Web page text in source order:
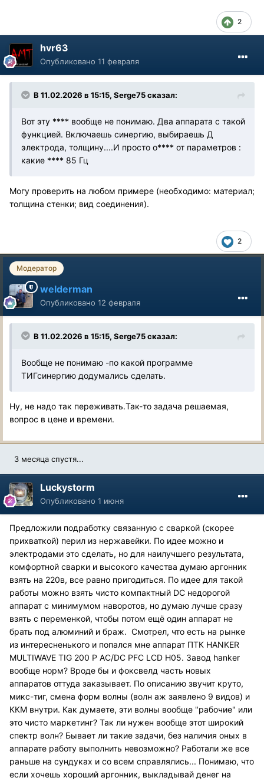
2
hvr63
Опубликовано 11 февраля
В 11.02.2026 в 15:15, Serge75сказал:
Вот эту **** вообще не понимаю. Два аппарата с такой
функцией. Включаешь синергию, выбираешь Д
электрода, толщину....И просто о**** от параметров :
какие **** 85 Гц
Могу проверить на любом примере (необходимо: материал;
толщина стенки; вид соединения).
2
Модератор
welderman
Опубликовано 12 февраля
В 11.02.2026 в 15:15, Serge75сказал:
Вообще не понимаю -по какой программе
ТИГсинергию додумались сделать.
Ну, не надо так переживать.Так-то задача решаемая,
вопрос в цене и времени.
3 месяца спустя...
Luckystorm
Опубликовано 1 июня
Предложили подработку связанную с сваркой (скорее
прихваткой) перил из нержавейки. По идее можно и
электродами это сделать, но для наилучшего результата,
комфортной сварки и высокого качества думаю аргонник
взять на 220в, все равно пригодиться. По идее для такой
работы можно взять чисто компактный DC недорогой
аппарат с минимумом наворотов, но думаю лучше сразу
взять с переменкой, чтобы потом ещё один аппарат не
брать под алюминий и браж. Смотрел, что есть на рынке
из интересненького и попался мне аппарат ПТК HANKER
MULTIWAVE TIG 200 P AC/DC PFC LCD H05. Завод hanker
вообще норм? Вроде бы и фоксвелд часть новых
аппаратов оттуда заказывает. По описанию звучит круто,
микс-тиг, смена форм волны (волн аж заявлено 9 видов) и
ККМ внутри. Как думаете, эти волны вообще "рабочие" или
это чисто маркетинг? Так ли нужен вообще этот широкий
спектр волн? Бывает ли такие задачи, без наличия оных в
аппарате работу выполнить невозможно? Работали же все
раньше на сундуках и со всем справлялись... Понимаю, что
если хочешь хороший аргонник, выкладывай денег на